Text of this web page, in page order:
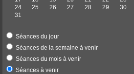
24
25 26 27 28 29
30
31
Séances du jour
Séances de la semaine à venir
Séances du mois à venir
Séances à venir